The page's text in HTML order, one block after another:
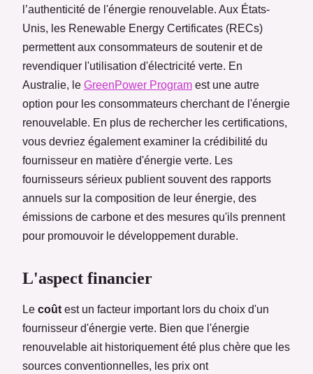
l’authenticité de l'énergie renouvelable. Aux États-
Unis, les Renewable Energy Certificates (RECs)
permettent aux consommateurs de soutenir et de
revendiquer l'utilisation d'électricité verte. En
Australie, le GreenPower Program est une autre
option pour les consommateurs cherchant de l'énergie
renouvelable. En plus de rechercher les certifications,
vous devriez également examiner la crédibilité du
fournisseur en matière d'énergie verte. Les
fournisseurs sérieux publient souvent des rapports
annuels sur la composition de leur énergie, des
émissions de carbone et des mesures qu'ils prennent
pour promouvoir le développement durable.
L'aspect financier
Le coût est un facteur important lors du choix d'un
fournisseur d'énergie verte. Bien que l'énergie
renouvelable ait historiquement été plus chère que les
sources conventionnelles, les prix ont